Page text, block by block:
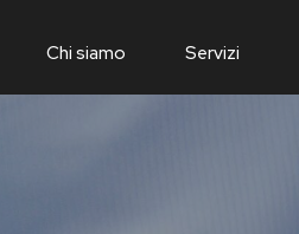
Chi siamo Servizi